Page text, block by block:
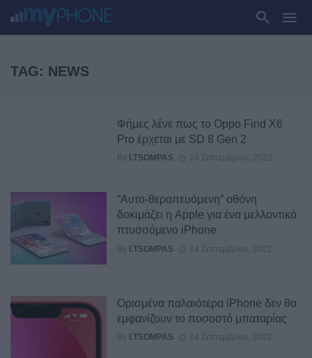
TAG: NEWS
Φήμες λένε πως το Oppo Find X6
Pro έρχεται με SD 8 Gen 2
By I.TSOMPAS 14 Σεπτεμβρίου, 2022
“Αυτο-θεραπευόμενη” οθόνη
δοκιμάζει η Apple για ένα μελλοντικό
πτυσσόμενο iPhone
By I.TSOMPAS 14 Σεπτεμβρίου, 2022
Ορισμένα παλαιότερα iPhone δεν θα
εμφανίζουν το ποσοστό μπαταρίας
By I.TSOMPAS 14 Σεπτεμβρίου, 2022